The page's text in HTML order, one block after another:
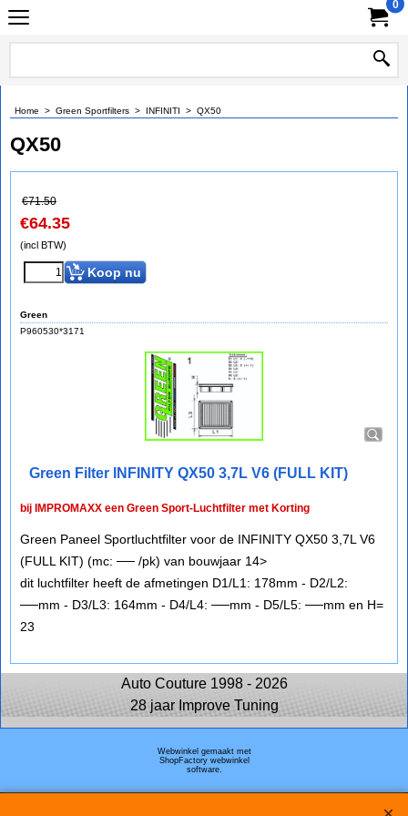
0
Home > Green Sportfilters > INFINITI > QX50
QX50
€71.50
€64.35
(incl BTW)
Koop nu
Green
P960530*3171
Green Filter INFINITY QX50 3,7L V6 (FULL KIT)
bij IMPROMAXX een Green Sport-Luchtfilter met Korting
Green Paneel Sportluchtfilter voor de INFINITY QX50 3,7L V6
(FULL KIT) (mc: ── /pk) van bouwjaar 14>
dit luchtfilter heeft de afmetingen D1/L1: 178mm - D2/L2:
──mm - D3/L3: 164mm - D4/L4: ──mm - D5/L5: ──mm en H=
23
Auto Couture 1998 - 2026
28 jaar Improve Tuning
Webwinkel gemaakt met
ShopFactory webwinkel
software.